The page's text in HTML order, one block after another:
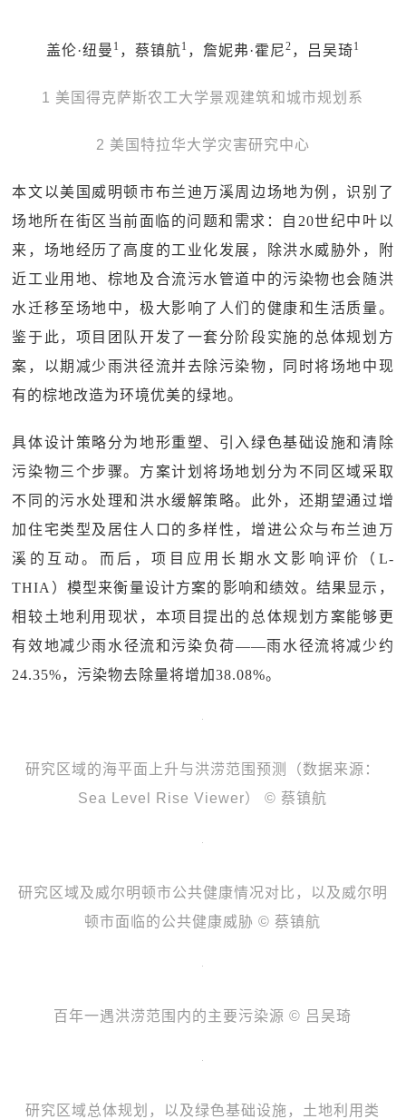
盖伦·纽曼 1 ，蔡镇航1 ，詹妮弗·霍尼2 ，吕吴琦1
1 美国得克萨斯农工大学景观建筑和城市规划系
2 美国特拉华大学灾害研究中心
本文以美国威明顿市布兰迪万溪周边场地为例，识别了
场地所在街区当前面临的问题和需求：自20世纪中叶以
来，场地经历了高度的工业化发展，除洪水威胁外，附
近工业用地、棕地及合流污水管道中的污染物也会随洪
水迁移至场地中，极大影响了人们的健康和生活质量。
鉴于此，项目团队开发了一套分阶段实施的总体规划方
案，以期减少雨洪径流并去除污染物，同时将场地中现
有的棕地改造为环境优美的绿地。
具体设计策略分为地形重塑、引入绿色基础设施和清除
污染物三个步骤。方案计划将场地划分为不同区域采取
不同的污水处理和洪水缓解策略。此外，还期望通过增
加住宅类型及居住人口的多样性，增进公众与布兰迪万
溪的互动。而后，项目应用长期水文影响评价（L-
THIA）模型来衡量设计方案的影响和绩效。结果显示，
相较土地利用现状，本项目提出的总体规划方案能够更
有效地减少雨水径流和污染负荷——雨水径流将减少约
24.35%，污染物去除量将增加38.08%。
研究区域的海平面上升与洪涝范围预测（数据来源：
Sea Level Rise Viewer） © 蔡镇航
研究区域及威尔明顿市公共健康情况对比，以及威尔明
顿市面临的公共健康威胁 © 蔡镇航
百年一遇洪涝范围内的主要污染源 © 吕吴琦
研究区域总体规划，以及绿色基础设施，土地利用类